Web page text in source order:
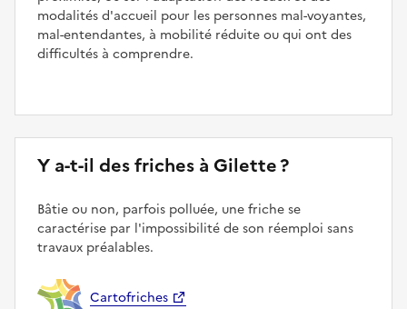
modalités d'accueil pour les personnes mal-voyantes,
mal-entendantes, à mobilité réduite ou qui ont des
difficultés à comprendre.
Y a-t-il des friches à Gilette ?
Bâtie ou non, parfois polluée, une friche se
caractérise par l'impossibilité de son réemploi sans
travaux préalables.
Cartofriches